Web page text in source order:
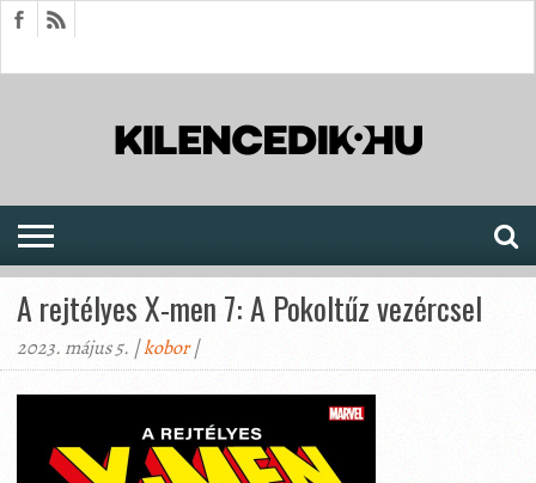
A rejtélyes X-men 7: A Pokoltűz vezércsel
2023. május 5. |kobor|